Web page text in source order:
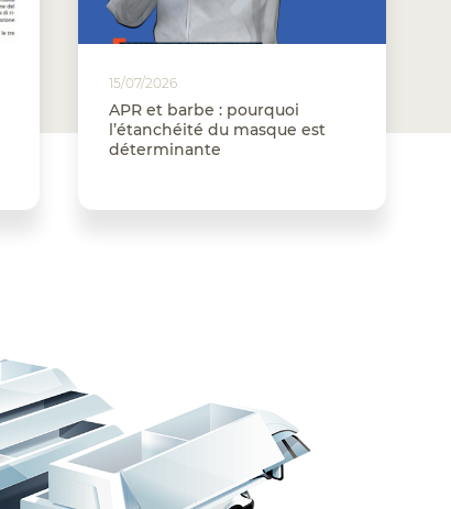
15/07/2026
APR et barbe : pourquoi
l’étanchéité du masque est
déterminante